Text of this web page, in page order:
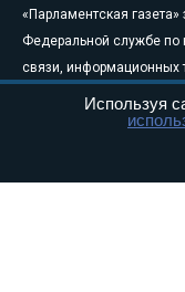
«Парламентская газета»
Федеральной службе по
связи, информационных
августа 2011 года. 18+
Свидетельство о
Используя